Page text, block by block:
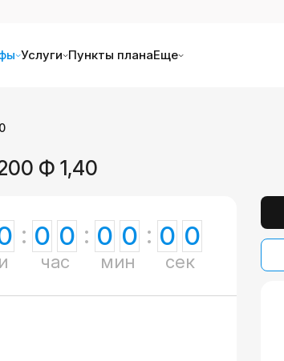
Услуги Пункты планаЕще
Ф 1,40
0 0
час
0 0
мин
0 0
сек